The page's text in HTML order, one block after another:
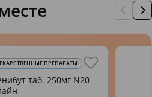
ПРЕПАРАТЫ
таб. 250мг N20